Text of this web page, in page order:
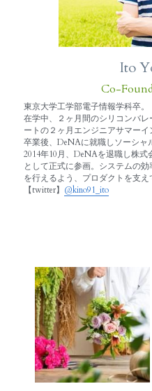
Ito
Co-
東京大学工学部電子情報学科卒。
在学中、２ヶ月間のシリコンバ
ートの２ヶ月エンジニアサマーイ
卒業後、DeNAに就職しソーシャ
2014年10月、DeNAを退職し株式
として正式に参画。システムの
を行えるよう、プロダクトを支え
【twitter】 @kino91_ito